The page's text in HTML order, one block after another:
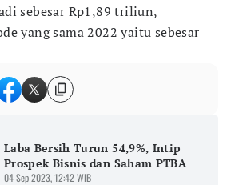
sebesar Rp1,89 triliun,
yang sama 2022 yaitu sebesar
Laba Bersih Turun 54,9%, Intip
Prospek Bisnis dan Saham PTBA
04 Sep 2023, 12:42 WIB